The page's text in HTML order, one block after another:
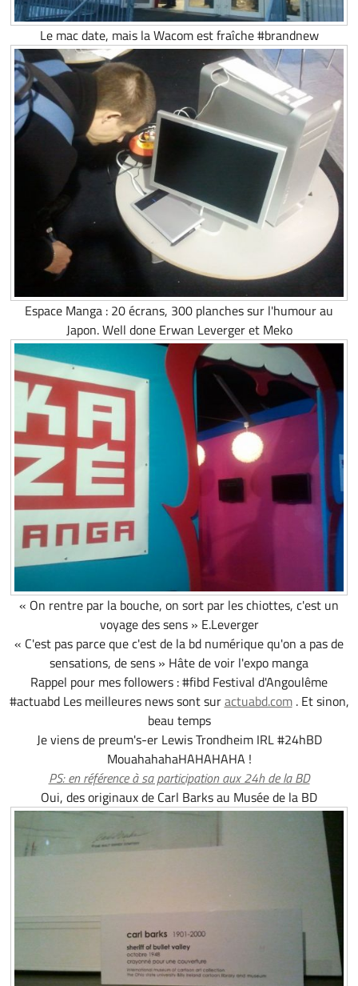
Le mac date, mais la Wacom est fraîche #brandnew
Espace Manga : 20 écrans, 300 planches sur l'humour au
Japon. Well done Erwan Leverger et Meko
« On rentre par la bouche, on sort par les chiottes, c'est un
voyage des sens » E.Leverger
« C'est pas parce que c'est de la bd numérique qu'on a pas de
sensations, de sens » Hâte de voir l'expo manga
Rappel pour mes followers : #fibd Festival d'Angoulême
#actuabd Les meilleures news sont suractuabd.com. Et sinon,
beau temps
Je viens de preum's-er Lewis Trondheim IRL #24hBD
MouahahahaHAHAHAHA !
PS: en référence à sa participation aux 24h de la BD
Oui, des originaux de Carl Barks au Musée de la BD